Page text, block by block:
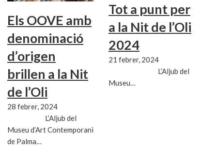
Els OOVE amb
denominació
d’origen
brillen a la Nit
de l’Oli
28 febrer, 2024
L’Aljub del
Museu d’Art Contemporani
de Palma…
Tot a punt per
a la Nit de l’Oli
2024
21 febrer, 2024
L’Aljub del
Museu…